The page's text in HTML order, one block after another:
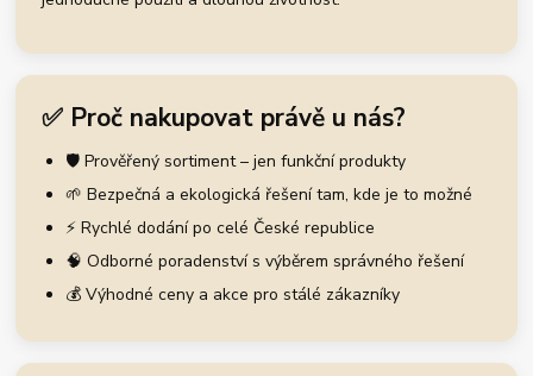
✅ Proč nakupovat právě u nás?
🛡️ Prověřený sortiment – jen funkční produkty
🌱 Bezpečná a ekologická řešení tam, kde je to možné
⚡ Rychlé dodání po celé České republice
🧠 Odborné poradenství s výběrem správného řešení
💰 Výhodné ceny a akce pro stálé zákazníky